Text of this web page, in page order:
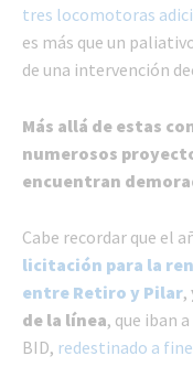
tres locomotoras
es más que un
de una intervención
Más allá de estas
numerosos
encuentran
Cabe recordar que el
licitación para la
entre Retiro y Pilar,
de la línea, que iban
BID, redestinado a